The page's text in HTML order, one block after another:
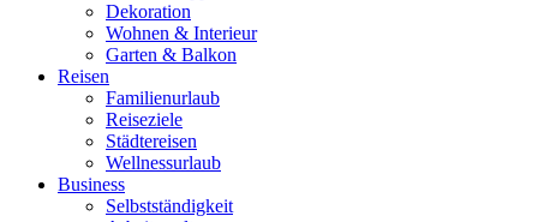
Dekoration
Wohnen & Interieur
Garten & Balkon
Reisen
Familienurlaub
Reiseziele
Städtereisen
Wellnessurlaub
Business
Selbstständigkeit